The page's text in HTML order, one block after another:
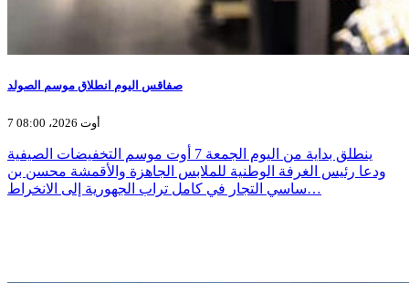
صفاقس اليوم انطلاق موسم الصولد
7 أوت 2026، 08:00
ينطلق بداية من اليوم الجمعة 7 أوت موسم التخفيضات الصيفية
ودعا رئيس الغرفة الوطنية للملابس الجاهزة والأقمشة محسن بن
ساسي التجار في كامل تراب الجهورية إلى الانخراط…